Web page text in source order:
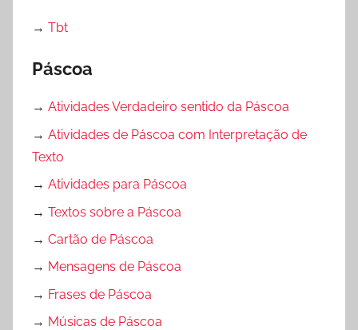
→ Tbt
Páscoa
→ Atividades Verdadeiro sentido da Páscoa
→ Atividades de Páscoa com Interpretação de
Texto
→ Atividades para Páscoa
→ Textos sobre a Páscoa
→ Cartão de Páscoa
→ Mensagens de Páscoa
→ Frases de Páscoa
→ Músicas de Páscoa